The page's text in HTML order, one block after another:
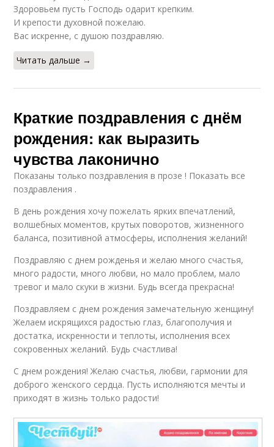
Здоровьем пусть Господь одарит крепким.
И крепости духовной пожелаю.
Вас искренне, с душою поздравляю.
Читать дальше →
Краткие поздравления с днём
рождения: как выразить
чувства лаконично
Показаны только поздравления в прозе ! Показать все
поздравления .
В день рождения хочу пожелать ярких впечатлений,
волшебных моментов, крутых поворотов, жизненного
баланса, позитивной атмосферы, исполнения желаний!
Поздравляю с днем рожденья и желаю много счастья,
много радости, много любви, но мало проблем, мало
тревог и мало скуки в жизни. Будь всегда прекрасна!
Поздравляем с днем рождения замечательную женщину!
Желаем искрящихся радостью глаз, благополучия и
достатка, искренности и теплоты, исполнения всех
сокровенных желаний. Будь счастлива!
С днем рождения! Желаю счастья, любви, гармонии для
доброго женского сердца. Пусть исполняются мечты и
приходят в жизнь только радости!